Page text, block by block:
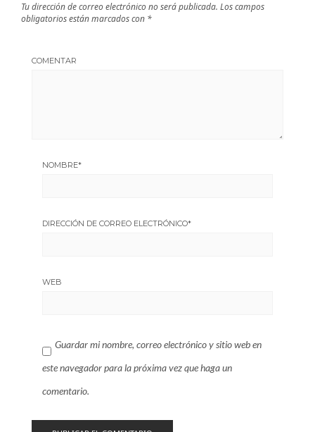
Tu dirección de correo electrónico no será publicada. Los campos
obligatorios están marcados con *
COMENTAR
NOMBRE*
DIRECCIÓN DE CORREO ELECTRÓNICO*
WEB
Guardar mi nombre, correo electrónico y sitio web en
este navegador para la próxima vez que haga un
comentario.